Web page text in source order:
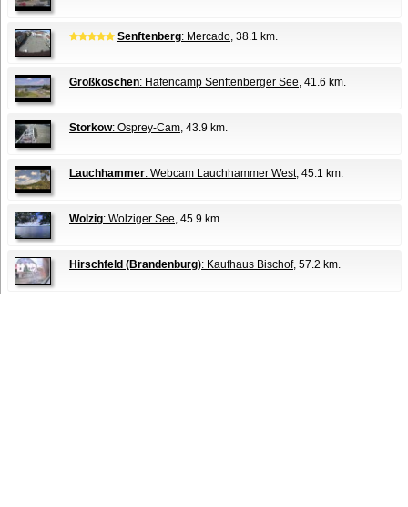
Senftenberg: Mercado, 38.1 km.
Großkoschen: Hafencamp Senftenberger See, 41.6 km.
Storkow: Osprey-Cam, 43.9 km.
Lauchhammer: Webcam Lauchhammer West, 45.1 km.
Wolzig: Wolziger See, 45.9 km.
Hirschfeld (Brandenburg): Kaufhaus Bischof, 57.2 km.